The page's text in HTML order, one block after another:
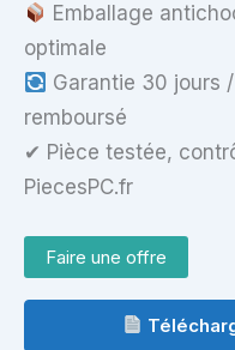
Emballage
optimale
Garantie 30 jours
remboursé
✔ Pièce testée,
PiecesPC.fr
Faire une offre